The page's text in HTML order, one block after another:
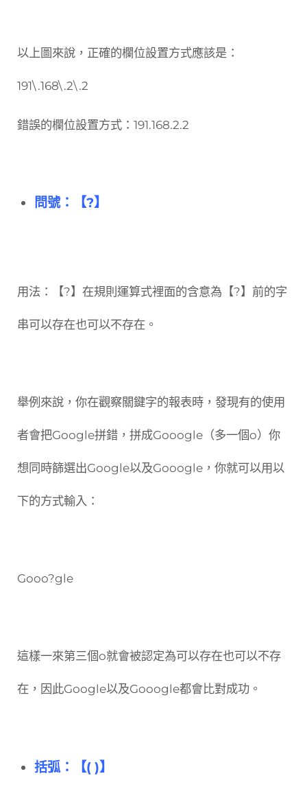
以上圖來說，正確的欄位設置方式應該是：
191\.168\.2\.2
錯誤的欄位設置方式：191.168.2.2
問號：【?】
用法：【?】在規則運算式裡面的含意為【?】前的字
串可以存在也可以不存在。
舉例來說，你在觀察關鍵字的報表時，發現有的使用
者會把Google拼錯，拼成Gooogle（多一個o）你
想同時篩選出Google以及Gooogle，你就可以用以
下的方式輸入：
Gooo?gle
這樣一來第三個o就會被認定為可以存在也可以不存
在，因此Google以及Gooogle都會比對成功。
括弧：【( )】